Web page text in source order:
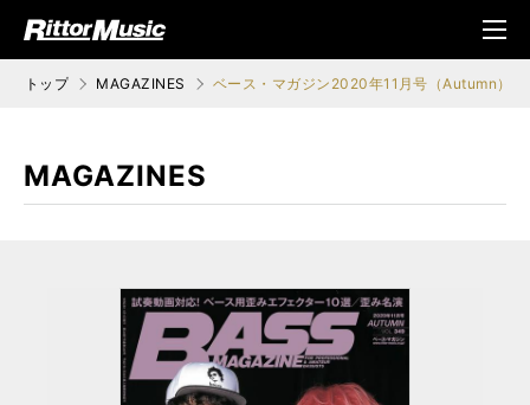
ジック (Rittor Musi
メニ
ュ
トップ MAGAZINES ベース・マガジン2020年11月号（Autumn）
MAGAZINES